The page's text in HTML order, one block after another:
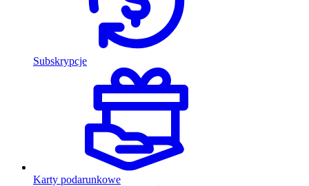
Subskrypcje
Karty podarunkowe